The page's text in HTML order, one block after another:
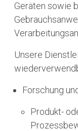
Geräten sowie
Unsere
Forschung
Produkt-